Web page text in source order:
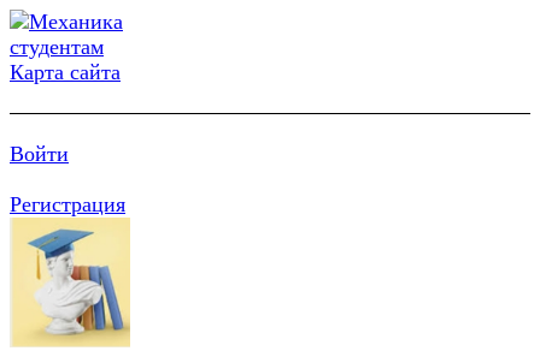
Карта сайта
Войти
Регистрация